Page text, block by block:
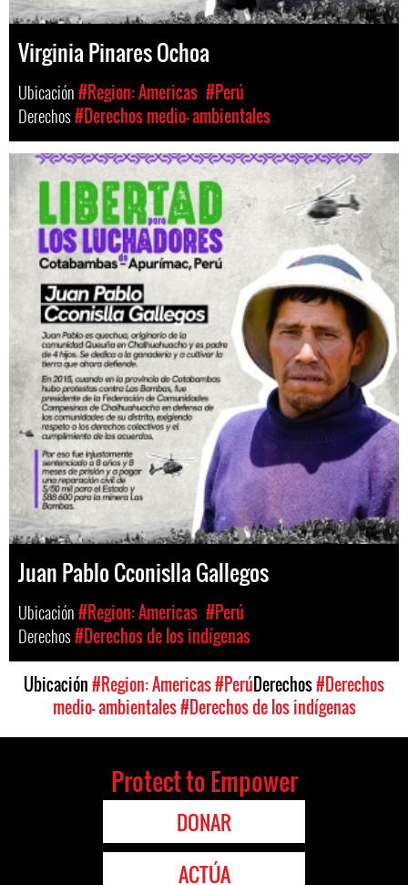
Virginia Pinares Ochoa
Ubicación#Region: Americas #Perú
Derechos#Derechos medio- ambientales
Juan Pablo Cconislla Gallegos
Ubicación#Region: Americas #Perú
Derechos#Derechos de los indígenas
Ubicación#Region: Americas#PerúDerechos#Derechos
medio- ambientales#Derechos de los indígenas
Protect to Empower
DONAR
ACTÚA